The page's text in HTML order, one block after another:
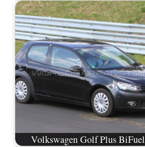
Volkswagen Golf Plus BiFuel